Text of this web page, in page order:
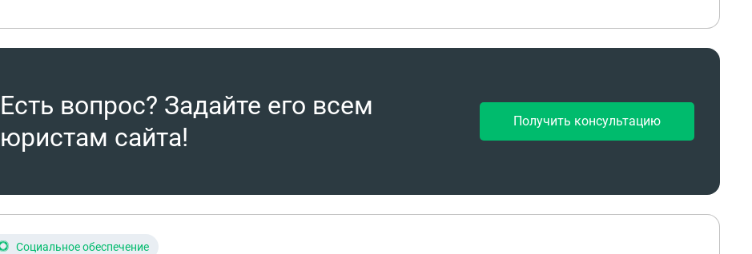
Есть вопрос? Задайте его всем
юристам сайта!
Получить консультацию
Социальное обеспечение